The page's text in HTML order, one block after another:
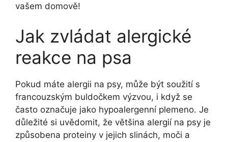
vašem domově!
Jak zvládat alergické‌
reakce na⁢ psa
Pokud máte alergii‌ na psy,⁢ může být soužití s
francouzským buldočkem výzvou, i když​ se
často označuje jako hypoalergenní plemeno. Je
důležité si uvědomit,⁢ že ⁢většina ‌alergií na psy‍ je
způsobena ⁤proteiny v jejich slinách, moči a